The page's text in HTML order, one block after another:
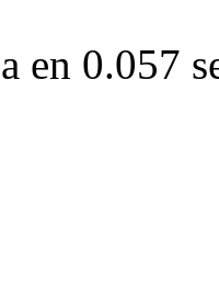
en 0.057